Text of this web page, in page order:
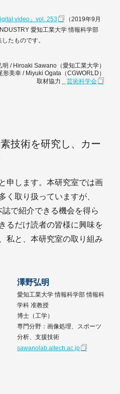
video』vol. 253
（2019年9月
愛知工業大学 情報科学部
たものです。
明 / Hiroaki Sawano（愛知工業大学）
形美幸 / Miyuki Ogata（CGWORLD）
取材協力＿ 芸術科学会
技術を研究し、カー
申します。本研究室では画
く取り扱っていますが、
で紹介できる機会を得ら
るだけ読者の皆様に興味を
私と、本研究室の取り組み
澤野弘明
愛知工業大学 情報科学部 情報科
学科 准教授
博士（工学）
専門分野：画像処理、スポーツ
分析、支援技術
sawanolab.aitech.ac.jp